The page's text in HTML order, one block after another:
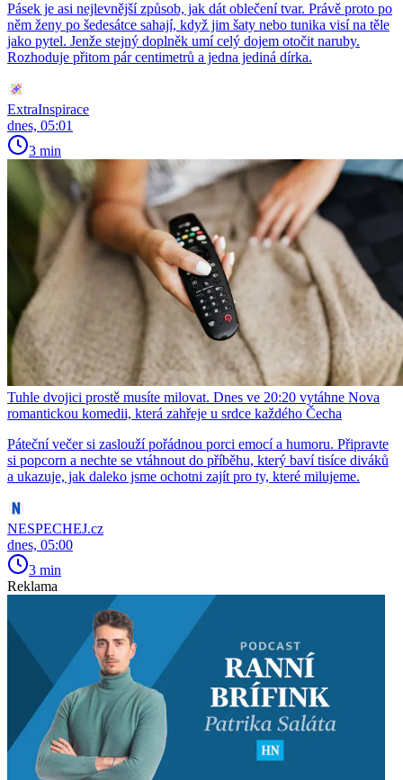
Pásek je asi nejlevnější způsob, jak dát oblečení tvar. Právě proto po
něm ženy po šedesátce sahají, když jim šaty nebo tunika visí na těle
jako pytel. Jenže stejný doplněk umí celý dojem otočit naruby.
Rozhoduje přitom pár centimetrů a jedna jediná dírka.
ExtraInspirace
dnes, 05:01
3 min
Tuhle dvojici prostě musíte milovat. Dnes ve 20:20 vytáhne Nova
romantickou komedii, která zahřeje u srdce každého Čecha
Páteční večer si zaslouží pořádnou porci emocí a humoru. Připravte
si popcorn a nechte se vtáhnout do příběhu, který baví tisíce diváků
a ukazuje, jak daleko jsme ochotni zajít pro ty, které milujeme.
NESPECHEJ.cz
dnes, 05:00
3 min
Reklama